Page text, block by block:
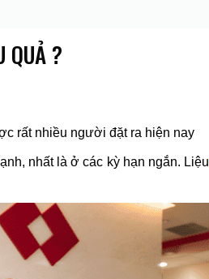
QUẢ ?
rất nhiều người đặt ra hiện nay
nhất là ở các kỳ hạn ngắn. Liệu